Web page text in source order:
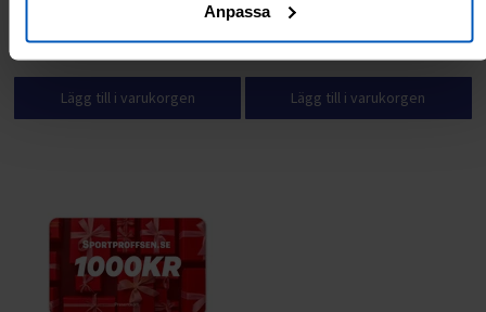
Anpassa
2000 kr
Lägg till i varukorgen
3000 kr
Lägg till i varukorgen